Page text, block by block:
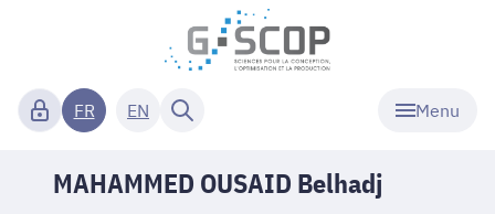
Menu
FR EN
MAHAMMED OUSAID Belhadj